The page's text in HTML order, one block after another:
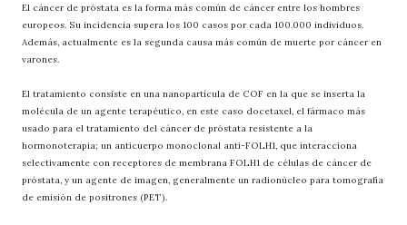
El cáncer de próstata es la forma más común de cáncer entre los hombres
europeos. Su incidencia supera los 100 casos por cada 100.000 individuos.
Además, actualmente es la segunda causa más común de muerte por cáncer en
varones.
El tratamiento consiste en una nanopartícula de COF en la que se inserta la
molécula de un agente terapéutico, en este caso docetaxel, el fármaco más
usado para el tratamiento del cáncer de próstata resistente a la
hormonoterapia; un anticuerpo monoclonal anti-FOLH1, que interacciona
selectivamente con receptores de membrana FOLH1 de células de cáncer de
próstata, y un agente de imagen, generalmente un radionúcleo para tomografía
de emisión de positrones (PET).